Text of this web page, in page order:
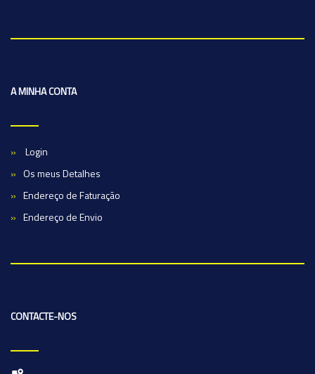
A MINHA CONTA
Login
Os meus Detalhes
Endereço de Faturação
Endereço de Envio
CONTACTE-NOS